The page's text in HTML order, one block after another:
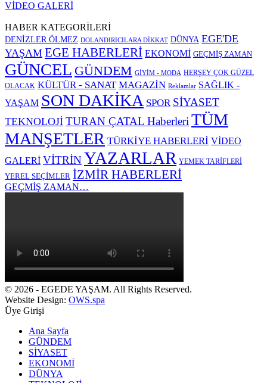
VİDEO GALERİ
HABER KATEGORİLERİ
DENİZLER ÖLMEZ DOLANDIRICILARA DİKKAT DÜNYA EGE'DE
YAŞAM EGE HABERLERİ EKONOMİ GEÇMİŞ ZAMAN
GÜNCEL GÜNDEM GİYİM - MODA HERŞEY ÇOK GÜZEL
OLACAK KÜLTÜR - SANAT MAGAZİN Reklamlar SAĞLIK -
YAŞAM SON DAKİKA SPOR SİYASET
TEKNOLOJİ TURAN ÇATAL Haberleri TÜM
MANŞETLER TÜRKİYE HABERLERİ VİDEO
GALERİ VİTRİNYAZARLAR YEMEK TARİFLERİ
YEREL SEÇİMLER İZMİR HABERLERİ
GEÇMİŞ ZAMAN…
© 2026 - EGEDE YAŞAM. All Rights Reserved.
Website Design: OWS.spa
Üye Girişi
Ana Sayfa
GÜNDEM
SİYASET
EKONOMİ
DÜNYA